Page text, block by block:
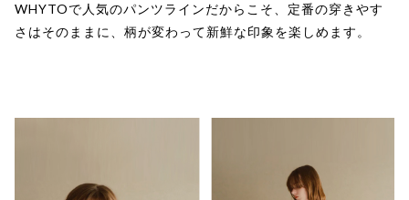
WHYTOで人気のパンツラインだからこそ、定番の穿きやす
さはそのままに、柄が変わって新鮮な印象を楽しめます。